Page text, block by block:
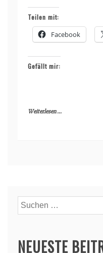
Teilen mit:
Facebook
Gefällt mir:
Weiterlesen ...
Suchen
nach:
NEUESTE